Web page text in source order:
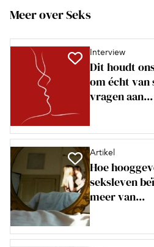
Meer over Seks
Interview
Dit houdt
om écht van
vragen aan...
Artikel
Hoe
seksleven
meer van...